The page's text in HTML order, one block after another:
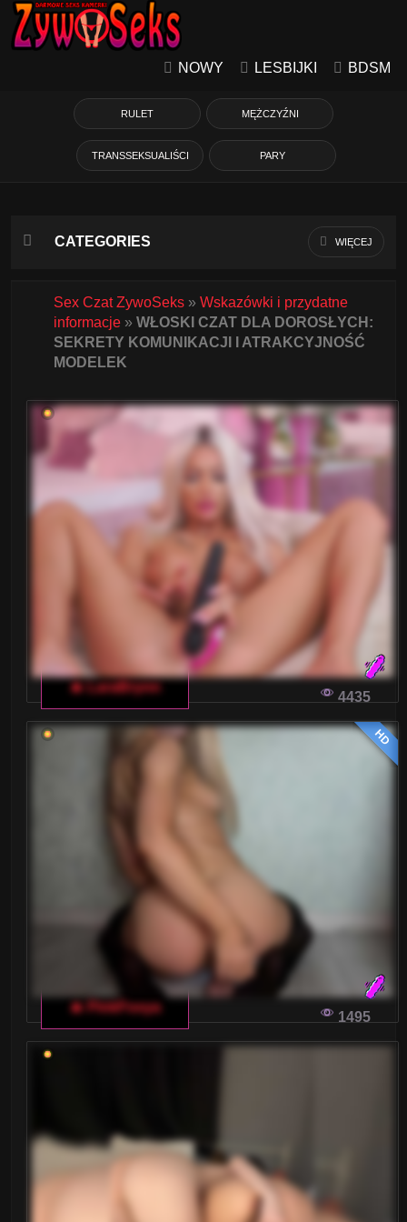
NOWY LESBIJKI BDSM
RULET MĘŻCZYŹNI
TRANSSEKSUALIŚCI PARY
CATEGORIES WIĘCEJ
Azjatycka
Babcie
Blondynki
Brunetki
Ciąża
Dojrzałe
Drobne Ciało
Gwizdy Porno
Kształtne
Laski
Latynoski
Małe piersi
Nastolatki 18+
Ogolone cipki
Owłosione cipki
Palenie
Rude
Studentki
Umięśnione
Sex Czat ZywoSeks » Wskazówki i przydatne
informacje » WŁOSKI CZAT DLA DOROSŁYCH:
SEKRETY KOMUNIKACJI I ATRAKCYJNOŚĆ
MODELEK
🔥 LaraBrynn
4435
HD
🔥 PinkFoxya
1495